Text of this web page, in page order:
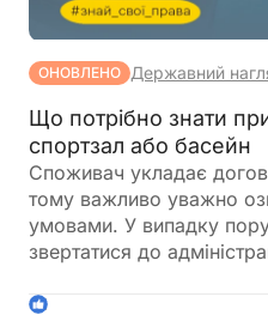
ОНОВЛЕНО Державний
Що потрібно знати
спортзал або басейн
Споживач укладає
тому важливо уважно
умовами. У випадку
звертатися до
1